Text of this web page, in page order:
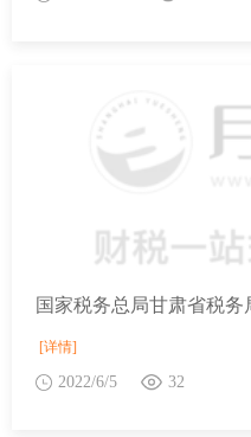
[详情]
2022/6/5 32